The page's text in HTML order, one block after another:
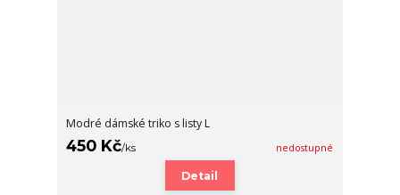
Modré dámské triko s listy L
450 Kč/ks nedostupné
Detail